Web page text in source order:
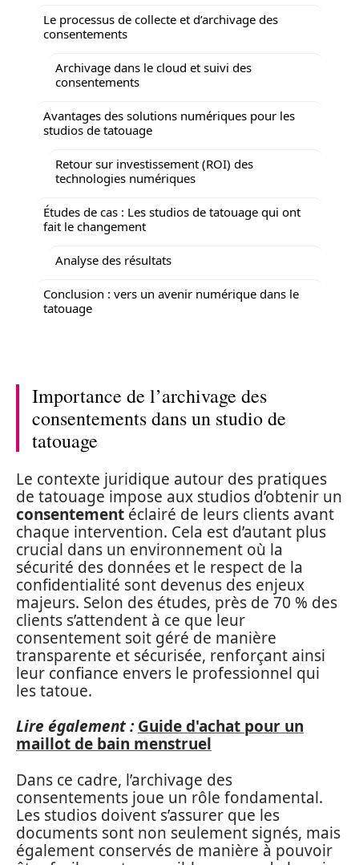
Le processus de collecte et d’archivage des
consentements
Archivage dans le cloud et suivi des
consentements
Avantages des solutions numériques pour les
studios de tatouage
Retour sur investissement (ROI) des
technologies numériques
Études de cas : Les studios de tatouage qui ont
fait le changement
Analyse des résultats
Conclusion : vers un avenir numérique dans le
tatouage
Importance de l’archivage des
consentements dans un studio de
tatouage
Le contexte juridique autour des pratiques
de tatouage impose aux studios d’obtenir un
consentement éclairé de leurs clients avant
chaque intervention. Cela est d’autant plus
crucial dans un environnement où la
sécurité des données et le respect de la
confidentialité sont devenus des enjeux
majeurs. Selon des études, près de 70 % des
clients s’attendent à ce que leur
consentement soit géré de manière
transparente et sécurisée, renforçant ainsi
leur confiance envers le professionnel qui
les tatoue.
Lire également : Guide d'achat pour un
maillot de bain menstruel
Dans ce cadre, l’archivage des
consentements joue un rôle fondamental.
Les studios doivent s’assurer que les
documents sont non seulement signés, mais
également conservés de manière à pouvoir